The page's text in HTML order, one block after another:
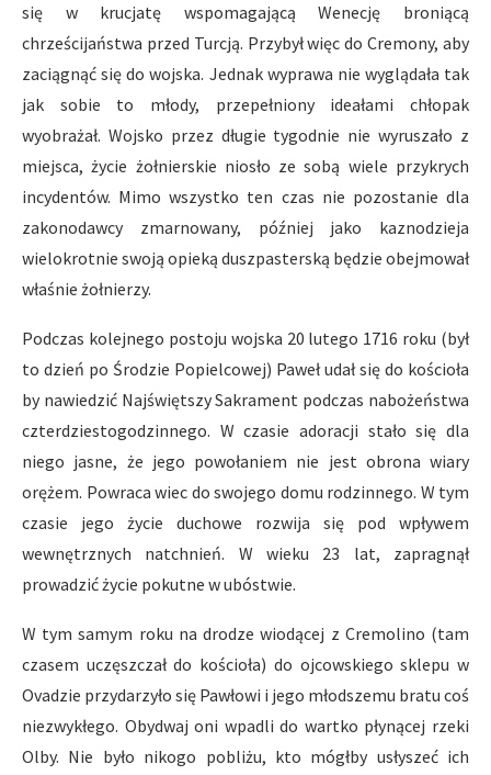
się w krucjatę wspomagającą Wenecję broniącą
chrześcijaństwa przed Turcją. Przybył więc do Cremony, aby
zaciągnąć się do wojska. Jednak wyprawa nie wyglądała tak
jak sobie to młody, przepełniony ideałami chłopak
wyobrażał. Wojsko przez długie tygodnie nie wyruszało z
miejsca, życie żołnierskie niosło ze sobą wiele przykrych
incydentów. Mimo wszystko ten czas nie pozostanie dla
zakonodawcy zmarnowany, później jako kaznodzieja
wielokrotnie swoją opieką duszpasterską będzie obejmował
właśnie żołnierzy.
Podczas kolejnego postoju wojska 20 lutego 1716 roku (był
to dzień po Środzie Popielcowej) Paweł udał się do kościoła
by nawiedzić Najświętszy Sakrament podczas nabożeństwa
czterdziestogodzinnego. W czasie adoracji stało się dla
niego jasne, że jego powołaniem nie jest obrona wiary
orężem. Powraca wiec do swojego domu rodzinnego. W tym
czasie jego życie duchowe rozwija się pod wpływem
wewnętrznych natchnień. W wieku 23 lat, zapragnął
prowadzić życie pokutne w ubóstwie.
W tym samym roku na drodze wiodącej z Cremolino (tam
czasem uczęszczał do kościoła) do ojcowskiego sklepu w
Ovadzie przydarzyło się Pawłowi i jego młodszemu bratu coś
niezwykłego. Obydwaj oni wpadli do wartko płynącej rzeki
Olby. Nie było nikogo pobliżu, kto mógłby usłyszeć ich